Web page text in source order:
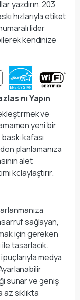
yazdırın. 203
hızlarıyla etiket
lider
kendinize
Yapın
ve
yeni bir
kafası
planlamanıza
alet
kolaylaştırır.
sağlayan,
için gereken
tasarladık.
medya
sunar ve geniş
sıklıkta